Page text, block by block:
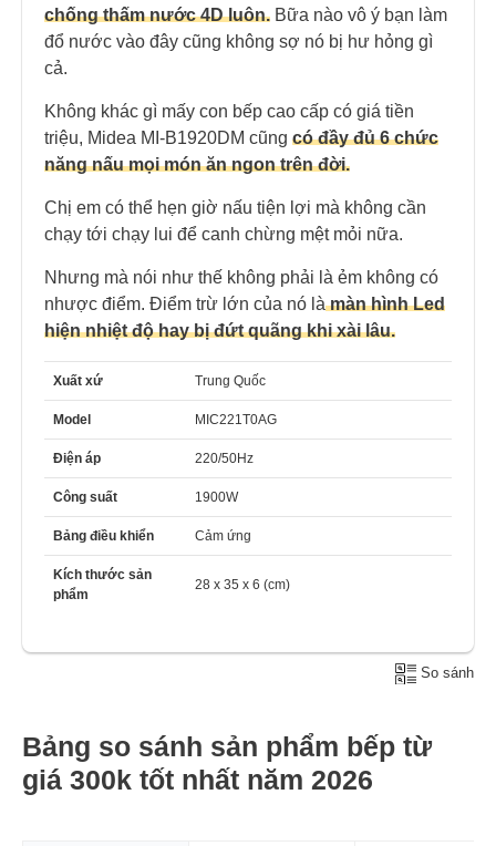
chống thấm nước 4D luôn. Bữa nào vô ý bạn làm
đổ nước vào đây cũng không sợ nó bị hư hỏng gì
cả.
Không khác gì mấy con bếp cao cấp có giá tiền
triệu, Midea MI-B1920DM cũng có đầy đủ 6 chức
năng nấu mọi món ăn ngon trên đời.
Chị em có thể hẹn giờ nấu tiện lợi mà không cần
chạy tới chạy lui để canh chừng mệt mỏi nữa.
Nhưng mà nói như thế không phải là ẻm không có
nhược điểm. Điểm trừ lớn của nó làmàn hình Led
hiện nhiệt độ hay bị đứt quãng khi xài lâu.
Xuất xứ Trung Quốc
Model MIC221T0AG
Điện áp 220/50Hz
Công suất 1900W
Bảng điều khiển Cảm ứng
Kích thước sản
phẩm
28 x 35 x 6 (cm)
So sánh
Bảng so sánh sản phẩm bếp từ
giá 300k tốt nhất năm 2026